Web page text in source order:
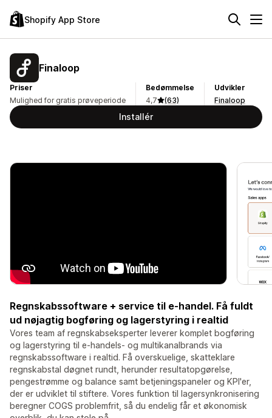
Shopify App Store
Finaloop
Priser
Mulighed for gratis prøveperiode
Bedømmelse
4,7
(63)
Udvikler
Finaloop
Installér
Regnskabssoftware + service til e-handel. Få fuldt
ud nøjagtig bogføring og lagerstyring i realtid
Vores team af regnskabseksperter leverer komplet bogføring
og lagerstyring til e-handels- og multikanalbrands via
regnskabssoftware i realtid. Få overskuelige, skatteklare
regnskabstal døgnet rundt, herunder resultatopgørelse,
pengestrømme og balance samt betjeningspaneler og KPI'er,
der er udviklet til stiftere. Vores funktion til lagersynkronisering
beregner COGS problemfrit, så du endelig får et økonomisk